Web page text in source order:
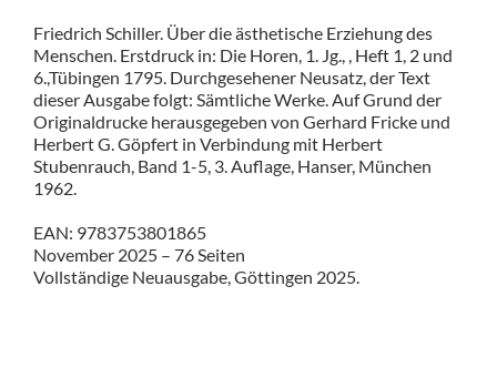
Friedrich Schiller. Über die ästhetische Erziehung des
Menschen. Erstdruck in: Die Horen, 1. Jg., , Heft 1, 2 und
6.,Tübingen 1795. Durchgesehener Neusatz, der Text
dieser Ausgabe folgt: Sämtliche Werke. Auf Grund der
Originaldrucke herausgegeben von Gerhard Fricke und
Herbert G. Göpfert in Verbindung mit Herbert
Stubenrauch, Band 1-5, 3. Auflage, Hanser, München
1962.
EAN: 9783753801865
November 2025 – 76 Seiten
Vollständige Neuausgabe, Göttingen 2025.